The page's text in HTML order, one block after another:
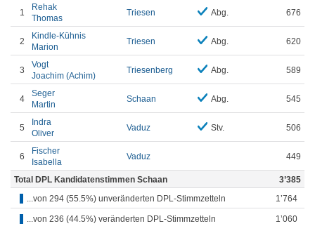
1
Rehak
Thomas
Triesen Abg. 676
2
Kindle-Kühnis
Marion
Triesen Abg. 620
3
Vogt
Joachim (Achim)
Triesenberg Abg. 589
4
Seger
Martin
Schaan Abg. 545
5
Indra
Oliver
Vaduz Stv. 506
6
Fischer
Isabella
Vaduz 449
Total DPL Kandidatenstimmen Schaan
3’385
...von 294 (55.5%) unveränderten DPL-Stimmzetteln
1’764
...von 236 (44.5%) veränderten DPL-Stimmzetteln 1’060